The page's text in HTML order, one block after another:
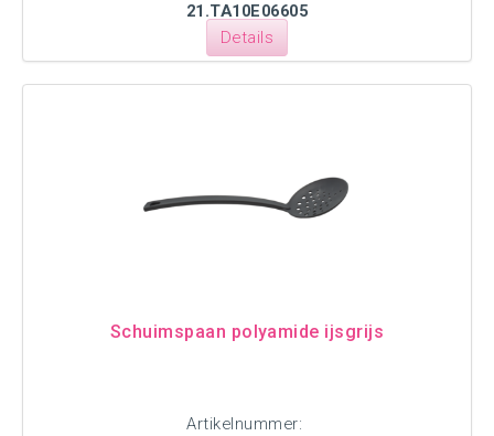
21.TA10E06605
Details
Schuimspaan polyamide ijsgrijs
Artikelnummer: